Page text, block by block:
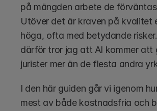
på mängden arbete de
Utöver det är kraven på kvalitet
höga, ofta med betydande
därför tror jag att AI kommer att
jurister mer än de flesta andra
I den här guiden går vi igenom
mest av både kostnadsfria och